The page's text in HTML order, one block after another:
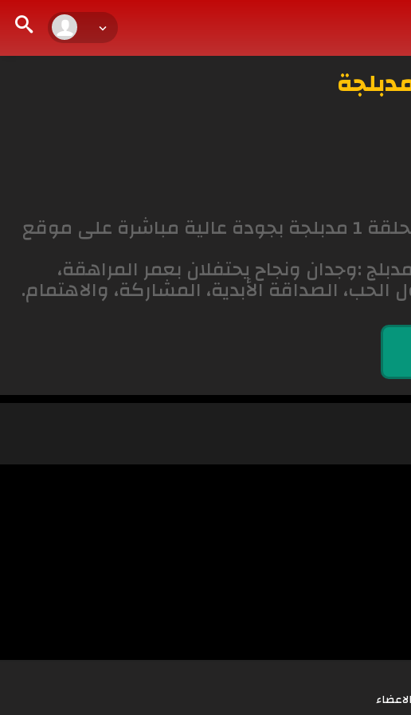
مشاهدة وتحميل المسلسل الهندي احلام مراهقتين 4 الحلقة 1 مدبلجة بجودة عالية مباشرة على موقع
:وجدان ونجاح يحتفلان بعمر المراهقة،
الصداقة الأبدية، المشاركة، والاهتمام.